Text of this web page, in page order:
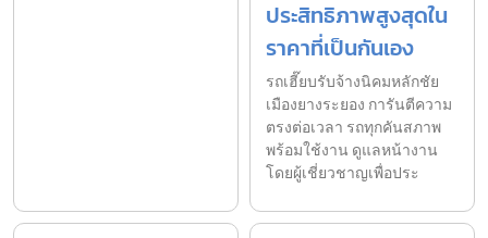
ประสิทธิภาพสูงสุดใน
ราคาที่เป็นกันเอง
รถเฮี๊ยบรับจ้างนิคมหลักชัย
เมืองยางระยอง การันตีความ
ตรงต่อเวลา รถทุกคันสภาพ
พร้อมใช้งาน ดูแลหน้างาน
โดยผู้เชี่ยวชาญเพื่อประ